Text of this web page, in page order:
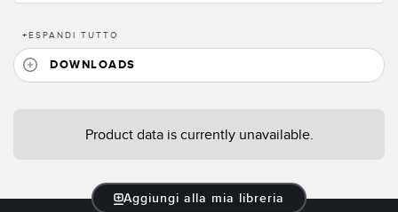
Software per sensori di misura Banner
Sensori con IO-Link
+ESPANDI TUTTO
DOWNLOADS
Product data is currently unavailable.
Aggiungi alla mia libreria